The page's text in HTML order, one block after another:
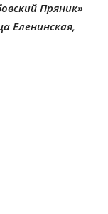
Пряник»
Еленинская,